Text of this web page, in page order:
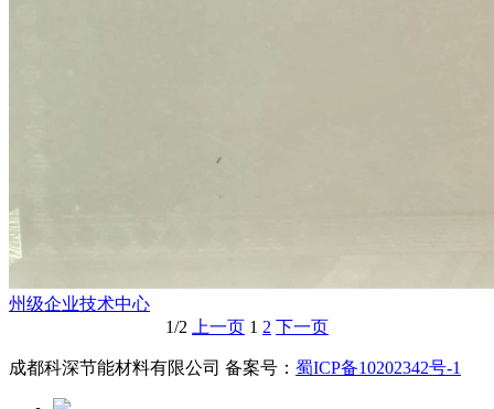
州级企业技术中心
1/2
上一页 1 2 下一页
成都科深节能材料有限公司 备案号： 蜀ICP备10202342号-1